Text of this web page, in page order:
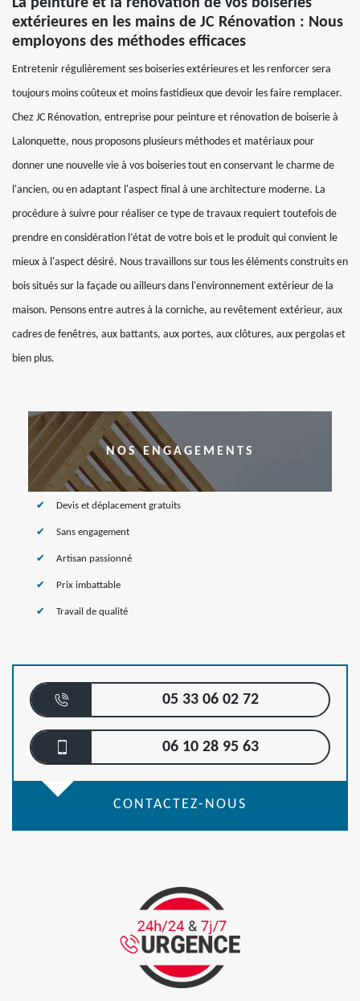
La peinture et la rénovation de vos boiseries
extérieures en les mains de JC Rénovation : Nous
employons des méthodes efficaces
Entretenir régulièrement ses boiseries extérieures et les renforcer sera
toujours moins coûteux et moins fastidieux que devoir les faire remplacer.
Chez JC Rénovation, entreprise pour peinture et rénovation de boiserie à
Lalonquette, nous proposons plusieurs méthodes et matériaux pour
donner une nouvelle vie à vos boiseries tout en conservant le charme de
l'ancien, ou en adaptant l'aspect final à une architecture moderne. La
procédure à suivre pour réaliser ce type de travaux requiert toutefois de
prendre en considération l’état de votre bois et le produit qui convient le
mieux à l'aspect désiré. Nous travaillons sur tous les éléments construits en
bois situés sur la façade ou ailleurs dans l'environnement extérieur de la
maison. Pensons entre autres à la corniche, au revêtement extérieur, aux
cadres de fenêtres, aux battants, aux portes, aux clôtures, aux pergolas et
bien plus.
NOS ENGAGEMENTS
Devis et déplacement gratuits
Sans engagement
Artisan passionné
Prix imbattable
Travail de qualité
05 33 06 02 72
06 10 28 95 63
CONTACTEZ-NOUS